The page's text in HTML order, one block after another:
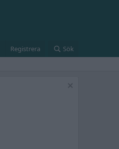
Registrera Sök